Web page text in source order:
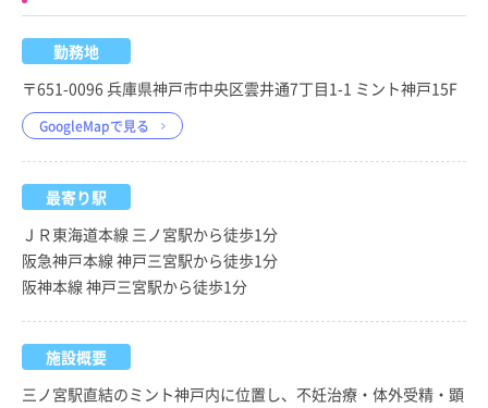
勤務地
〒651-0096 兵庫県神戸市中央区雲井通7丁目1-1 ミント神戸15F
GoogleMapで見る
最寄り駅
ＪＲ東海道本線 三ノ宮駅から徒歩1分
阪急神戸本線 神戸三宮駅から徒歩1分
阪神本線 神戸三宮駅から徒歩1分
施設概要
三ノ宮駅直結のミント神戸内に位置し、不妊治療・体外受精・顕